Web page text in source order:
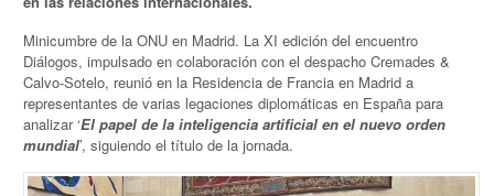
Minicumbre de la ONU en Madrid. La XI edición del encuentro
Diálogos, impulsado en colaboración con el despacho Cremades &
Calvo-Sotelo, reunió en la Residencia de Francia en Madrid a
representantes de varias legaciones diplomáticas en España para
analizar ‘El papel de la inteligencia artificial en el nuevo orden
mundial’, siguiendo el título de la jornada.